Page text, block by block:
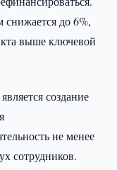
снижается до 6%,
выше ключевой
создание
не менее
сотрудников.